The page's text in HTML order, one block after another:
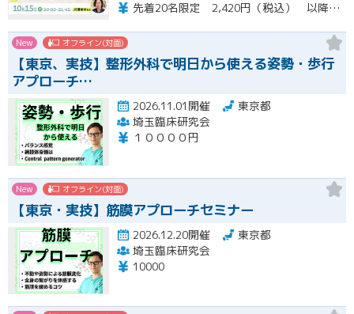
先着20名限定 2,420円（税込） 以降3,000円（税込） ※お支払い方法：クレジットカード・銀行振込 【キャンセルについて】 決済後はいかなる理由でも返金はいたしませんのでご了承ください。 受講料をお支払いいただいた方には、後日アーカイブの視聴URLをお送りいたします。
New オフライン(対面)
【東京、実技】整形外科で明日から使える姿勢・歩行
アプローチ…
2026.11.01開催
東京都
埼玉臨床研究会
１００００円
New オフライン(対面)
【東京・実技】筋膜アプローチセミナー
2026.12.20開催
東京都
埼玉臨床研究会
10000